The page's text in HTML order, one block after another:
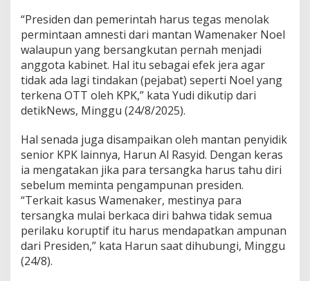
m
a
n
u
e
l
E
e
e
z
e
"
“Presiden dan pemerintah harus tegas menolak
permintaan amnesti dari mantan Wamenaker Noel
walaupun yang bersangkutan pernah menjadi
anggota kabinet. Hal itu sebagai efek jera agar
tidak ada lagi tindakan (pejabat) seperti Noel yang
terkena OTT oleh KPK,” kata Yudi dikutip dari
detikNews, Minggu (24/8/2025).
Hal senada juga disampaikan oleh mantan penyidik
senior KPK lainnya, Harun Al Rasyid. Dengan keras
ia mengatakan jika para tersangka harus tahu diri
sebelum meminta pengampunan presiden.
“Terkait kasus Wamenaker, mestinya para
tersangka mulai berkaca diri bahwa tidak semua
perilaku koruptif itu harus mendapatkan ampunan
dari Presiden,” kata Harun saat dihubungi, Minggu
(24/8).